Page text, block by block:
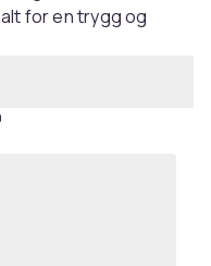
for en trygg og